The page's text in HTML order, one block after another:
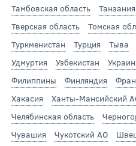
Тамбовская область
Танзания
Тверская область
Томская
Туркменистан
Турция Тыва
Удмуртия
Узбекистан
Филиппины
Финляндия
Хакасия
Ханты-Мансийский
Челябинская область
Чувашия
Чукотский АО